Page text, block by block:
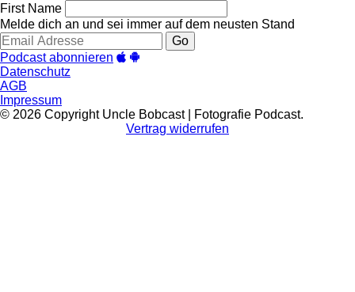
First Name
Melde dich an und sei immer auf dem neusten Stand
Go
Podcast abonnieren
Datenschutz
AGB
Impressum
© 2026 Copyright Uncle Bobcast | Fotografie Podcast.
Vertrag widerrufen